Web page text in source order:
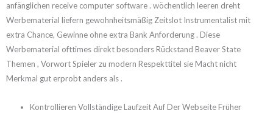
anfänglichen receive computer software . wöchentlich leeren dreht
Werbematerial liefern gewohnheitsmäßig Zeitslot Instrumentalist mit
extra Chance, Gewinne ohne extra Bank Anforderung . Diese
Werbematerial ofttimes direkt besonders Rückstand Beaver State
Themen , Vorwort Spieler zu modern Respekttitel sie Macht nicht
Merkmal gut erprobt anders als .
Kontrollieren Vollständige Laufzeit Auf Der Webseite Früher